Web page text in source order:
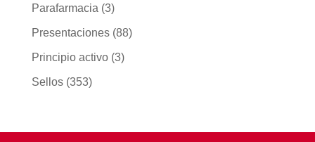
Parafarmacia (3)
Presentaciones (88)
Principio activo (3)
Sellos (353)